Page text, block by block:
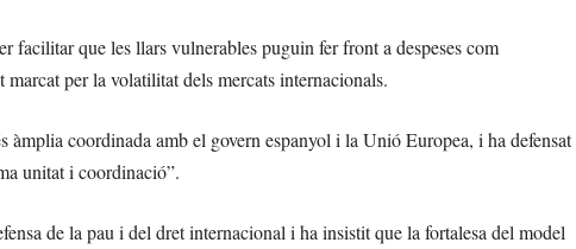
facilitar que les llars vulnerables puguin fer front a despeses com
per la volatilitat dels mercats internacionals.
àmplia coordinada amb el govern espanyol i la Unió Europea, i ha defensat
unitat i coordinació”.
de la pau i del dret internacional i ha insistit que la fortalesa del model